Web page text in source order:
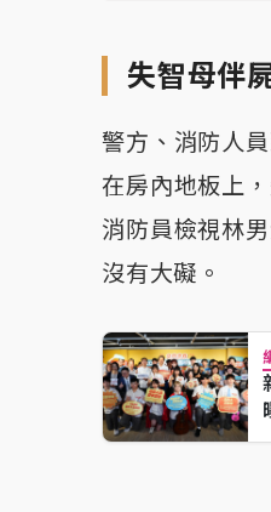
失智母伴
警方、消防人
在房內地板上
消防員檢視林
沒有大礙。